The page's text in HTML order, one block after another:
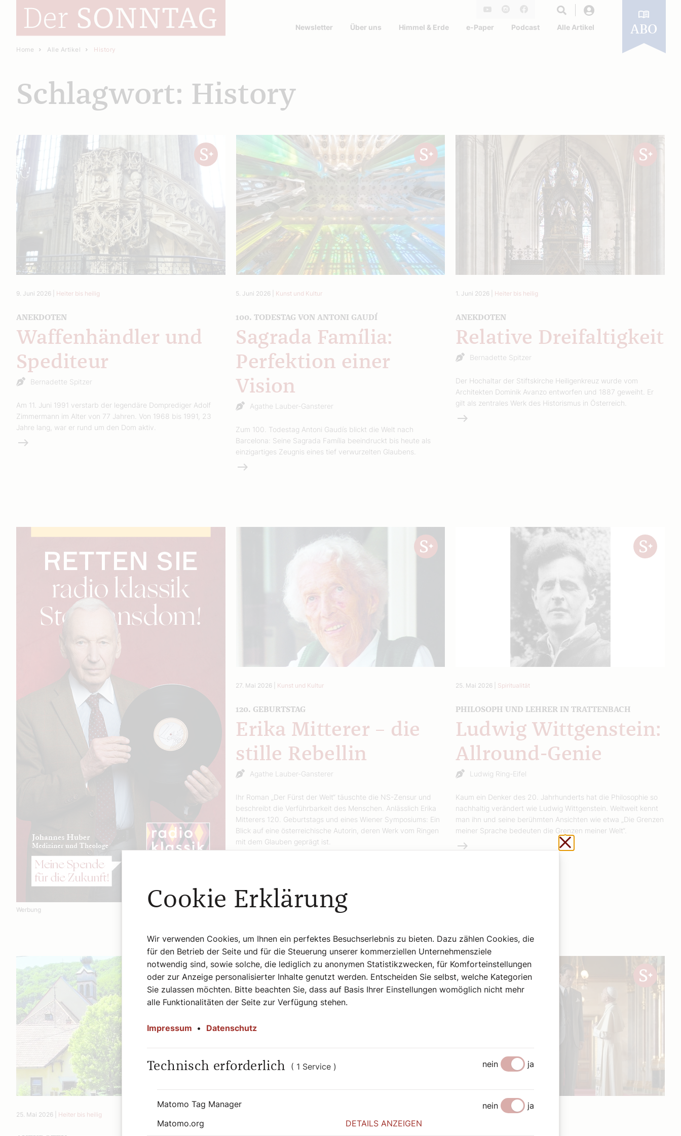
Facebook
Newsletter Über uns Himmel & Erde e-Paper Podcast Alle Artikel ABO
Home Alle Artikel History
Schlagwort: History
9. Juni 2026 Heiter bis heilig
ANEKDOTEN
Waffenhändler und
Spediteur
Bernadette Spitzer
Am 11. Juni 1991 verstarb der legendäre Domprediger Adolf
Zimmermann im Alter von 77 Jahren. Von 1968 bis 1991, 23
Jahre lang, war er rund um den Dom aktiv.
Weiterlesen
5. Juni 2026 Kunst und Kultur
100. TODESTAG VON ANTONI GAUDÍ
Sagrada Família:
Perfektion einer
Vision
Agathe Lauber-Gansterer
Zum 100. Todestag Antoni Gaudís blickt die Welt nach
Barcelona: Seine Sagrada Família beeindruckt bis heute als
einzigartiges Zeugnis eines tief verwurzelten Glaubens.
Weiterlesen
1. Juni 2026| Heiter bis heilig
ANEKDOTEN
Relative Dreifaltigkeit
Bernadette Spitzer
Der Hochaltar der Stiftskirche Heiligenkreuz wurde vom
Architekten Dominik Avanzo entworfen und 1887 geweiht. Er
gilt als zentrales Werk des Historismus in Österreich.
Weiterlesen
Werbung
27. Mai 2026 Kunst und Kultur
120. GEBURTSTAG
Erika Mitterer – die
stille Rebellin
Agathe Lauber-Gansterer
Ihr Roman „Der Fürst der Welt“ täuschte die NS-Zensur und
beschreibt die Verführbarkeit des Menschen. Anlässlich Erika
Mitterers 120. Geburtstags und eines Wiener Symposiums: Ein
Blick auf eine österreichische Autorin, deren Werk vom Ringen
mit dem Glauben geprägt ist.
25. Mai 2026| Spiritualität
PHILOSOPH UND LEHRER IN TRATTENBACH
Ludwig Wittgenstein:
Allround-Genie
Ludwig Ring-Eifel
Kaum ein Denker des 20. Jahrhunderts hat die Philosophie so
nachhaltig verändert wie Ludwig Wittgenstein. Weltweit kennt
man ihn und seine berühmten Ansichten wie etwa „Die Grenzen
meiner Sprache bedeuten die Grenzen meiner Welt“.
Weiterlesen
25. Mai 2026 Heiter bis heilig Kunst und Kultur
Schließen ohne zu
Cookie Erklärung
Wir verwenden Cookies, um Ihnen ein perfektes Besuchserlebnis zu bieten. Dazu zählen Cookies, die
für den Betrieb der Seite und für die Steuerung unserer kommerziellen Unternehmensziele
notwendig sind, sowie solche, die lediglich zu anonymen Statistikzwecken, für Komforteinstellungen
oder zur Anzeige personalisierter Inhalte genutzt werden. Entscheiden Sie selbst, welche Kategorien
Sie zulassen möchten. Bitte beachten Sie, dass auf Basis Ihrer Einstellungen womöglich nicht mehr
alle Funktionalitäten der Seite zur Verfügung stehen.
Impressum • Datenschutz
Technisch erforderlich ( 1 Service ) nein ja
Matomo Tag Manager nein
ja
Matomo.org
DETAILS ANZEIGEN